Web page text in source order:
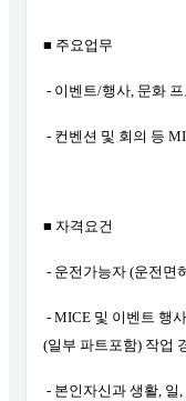
■ 주요업무
- 이벤트/행사, 문화
- 컨벤션 및 회의 등
■ 자격요건
- 운전가능자 (운전면
- MICE 및 이벤트 행
(일부 파트포함) 작업
- 본인자신과 생활, 일